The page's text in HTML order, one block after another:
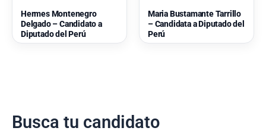
Hermes Montenegro
Delgado – Candidato a
Diputado del Perú
Maria Bustamante Tarrillo
– Candidata a Diputado del
Perú
Busca tu candidato